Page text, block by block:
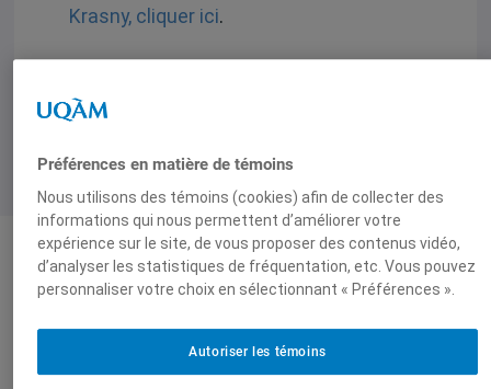
Krasny, cliquer ici.
Auteurs-trices
James K.
Préférences en matière de témoins
Nous utilisons des témoins (cookies) afin de collecter des
informations qui nous permettent d’améliorer votre
expérience sur le site, de vous proposer des contenus vidéo,
d’analyser les statistiques de fréquentation, etc. Vous pouvez
personnaliser votre choix en sélectionnant « Préférences ».
Autoriser les témoins